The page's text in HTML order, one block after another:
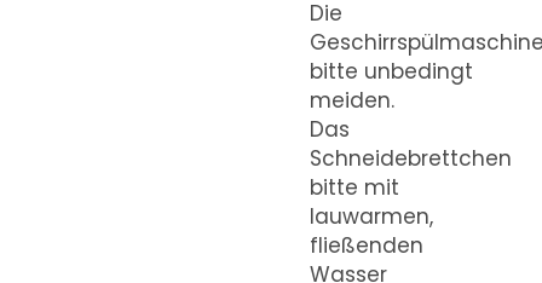
Die
bitte unbedingt
meiden.
Das
Schneidebrettchen
bitte mit
lauwarmen,
fließenden
Wasser